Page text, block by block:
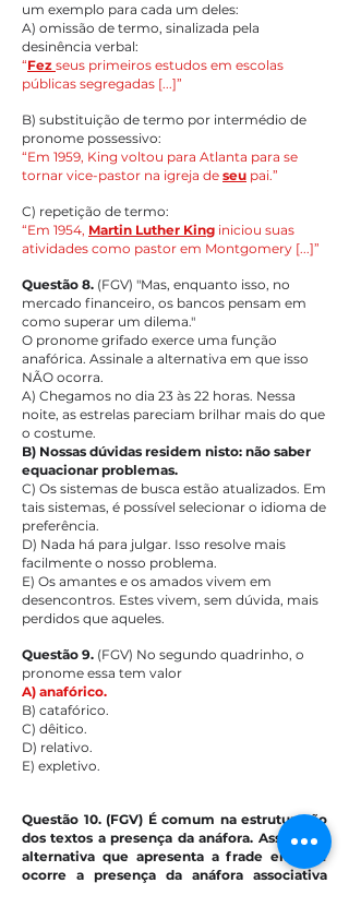
um exemplo para cada um deles:
A) omissão de termo, sinalizada pela
desinência verbal:
“Fez seus primeiros estudos em escolas
públicas segregadas [...]”
B) substituição de termo por intermédio de
pronome possessivo:
“Em 1959, King voltou para Atlanta para se
tornar vice-pastor na igreja de seu pai.”
C) repetição de termo:
“Em 1954, Martin Luther King iniciou suas
atividades como pastor em Montgomery [...]”
Questão 8. (FGV) "Mas, enquanto isso, no
mercado financeiro, os bancos pensam em
como superar um dilema."
O pronome grifado exerce uma função
anafórica. Assinale a alternativa em que isso
NÃO ocorra.
A) Chegamos no dia 23 às 22 horas. Nessa
noite, as estrelas pareciam brilhar mais do que
o costume.
B) Nossas dúvidas residem nisto: não saber
equacionar problemas.
C) Os sistemas de busca estão atualizados. Em
tais sistemas, é possível selecionar o idioma de
preferência.
D) Nada há para julgar. Isso resolve mais
facilmente o nosso problema.
E) Os amantes e os amados vivem em
desencontros. Estes vivem, sem dúvida, mais
perdidos que aqueles.
Questão 9. (FGV) No segundo quadrinho, o
pronome essa tem valor
A) anafórico.
B) catafórico.
C) dêitico.
D) relativo.
E) expletivo.
Questão 10. (FGV) É comum na estruturação
dos textos a presença da anáfora. Assinale a
alternativa que apresenta a frade em que
ocorre a presença da anáfora associativa